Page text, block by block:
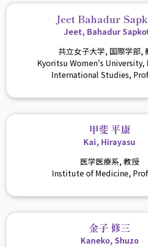
Jeet Bahadur
Jeet, Bahadur
共立女子大学, 国際学部,
Kyoritsu Women's University,
International Studies,
甲斐 平康
Kai, Hirayasu
医学医療系, 教授
Institute of Medicine,
金子 修三
Kaneko, Shuzo